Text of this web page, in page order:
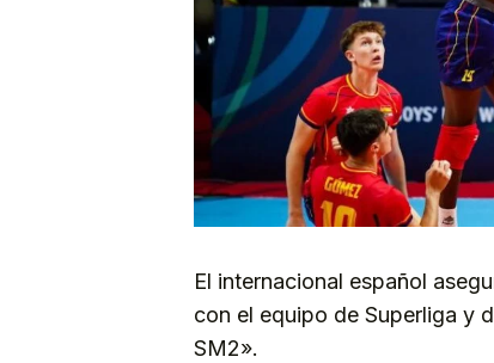
El internacional español
con el equipo de Superliga y
SM2».